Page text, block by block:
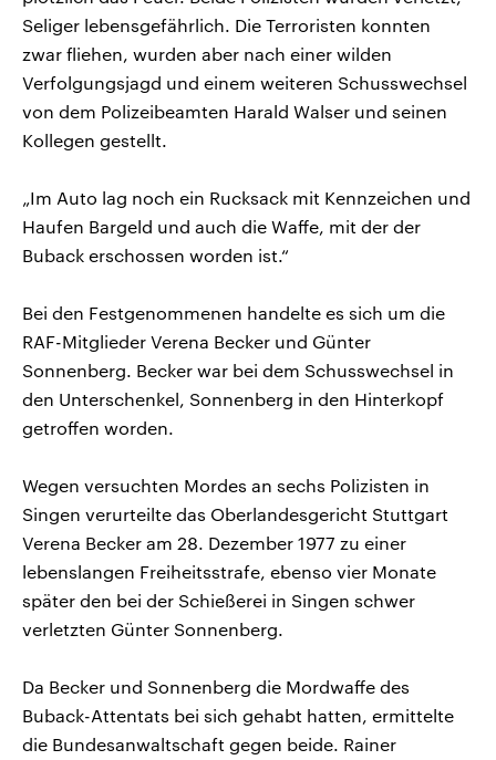
Seliger lebensgefährlich. Die Terroristen konnten
zwar fliehen, wurden aber nach einer wilden
Verfolgungsjagd und einem weiteren Schusswechsel
von dem Polizeibeamten Harald Walser und seinen
Kollegen gestellt.
„Im Auto lag noch ein Rucksack mit Kennzeichen und
Haufen Bargeld und auch die Waffe, mit der der
Buback erschossen worden ist.“
Bei den Festgenommenen handelte es sich um die
RAF-Mitglieder Verena Becker und Günter
Sonnenberg. Becker war bei dem Schusswechsel in
den Unterschenkel, Sonnenberg in den Hinterkopf
getroffen worden.
Wegen versuchten Mordes an sechs Polizisten in
Singen verurteilte das Oberlandesgericht Stuttgart
Verena Becker am 28. Dezember 1977 zu einer
lebenslangen Freiheitsstrafe, ebenso vier Monate
später den bei der Schießerei in Singen schwer
verletzten Günter Sonnenberg.
Da Becker und Sonnenberg die Mordwaffe des
Buback-Attentats bei sich gehabt hatten, ermittelte
die Bundesanwaltschaft gegen beide. Rainer